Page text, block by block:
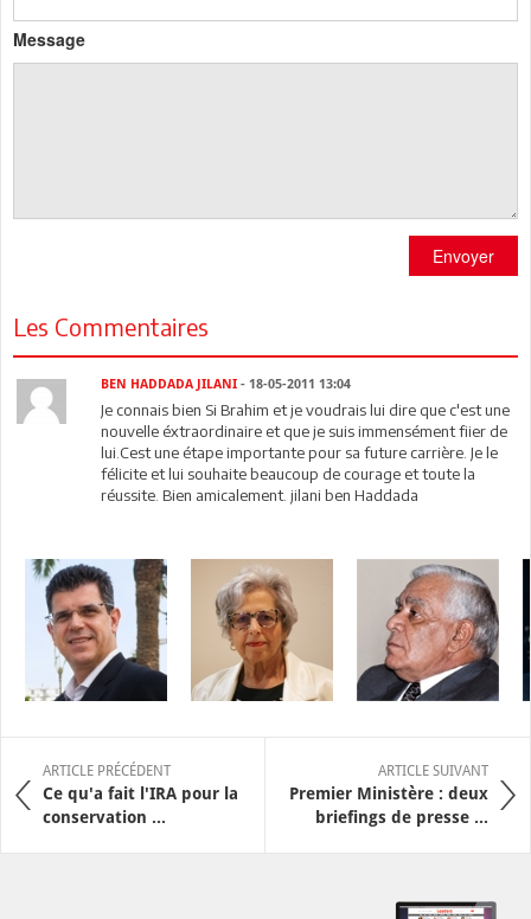
Message
Envoyer
Les Commentaires
BEN HADDADA JILANI - 18-05-2011 13:04
Je connais bien Si Brahim et je voudrais lui dire que c'est une
nouvelle éxtraordinaire et que je suis immensément fiier de
lui.Cest une étape importante pour sa future carrière. Je le
félicite et lui souhaite beaucoup de courage et toute la
réussite. Bien amicalement. jilani ben Haddada
ARTICLE PRÉCÉDENT
Ce qu'a fait l'IRA pour la
conservation ...
ARTICLE SUIVANT
Premier Ministère : deux
briefings de presse ...